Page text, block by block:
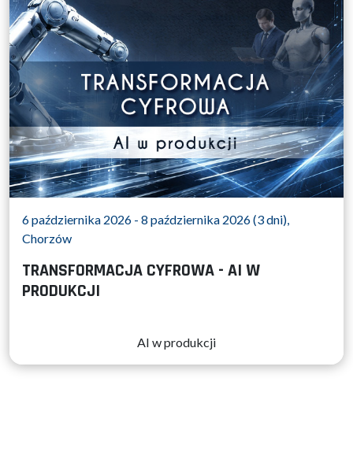
6 października 2026 - 8 października 2026 (3 dni),
Chorzów
TRANSFORMACJA CYFROWA - AI W
PRODUKCJI
AI w produkcji